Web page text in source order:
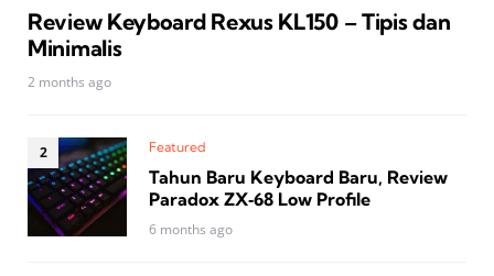
Review Keyboard Rexus KL150 – Tipis dan
Minimalis
2 months ago
Featured
Tahun Baru Keyboard Baru, Review
Paradox ZX‑68 Low Profile
6 months ago